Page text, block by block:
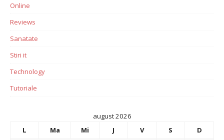
Online
Reviews
Sanatate
Stiri it
Technology
Tutoriale
august 2026
L
Ma Mi J V S
D